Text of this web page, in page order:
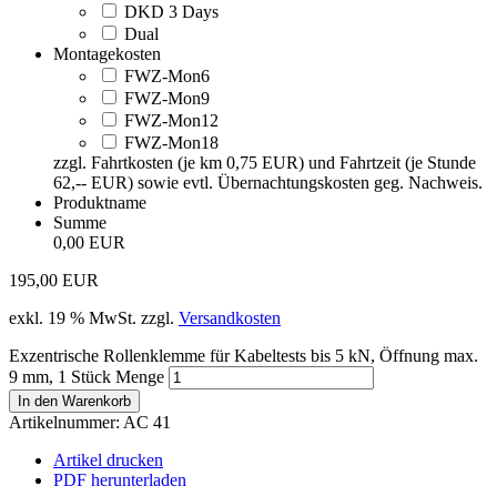
DKD 3 Days
Dual
Montagekosten
FWZ-Mon6
FWZ-Mon9
FWZ-Mon12
FWZ-Mon18
zzgl. Fahrtkosten (je km 0,75 EUR) und Fahrtzeit (je Stunde
62,-- EUR) sowie evtl. Übernachtungskosten geg. Nachweis.
Produktname
Summe
0,00 EUR
195,00 EUR
exkl. 19 % MwSt. zzgl. Versandkosten
Exzentrische Rollenklemme für Kabeltests bis 5 kN, Öffnung max.
9 mm, 1 Stück Menge
In den Warenkorb
Artikelnummer: AC 41
Artikel drucken
PDF herunterladen